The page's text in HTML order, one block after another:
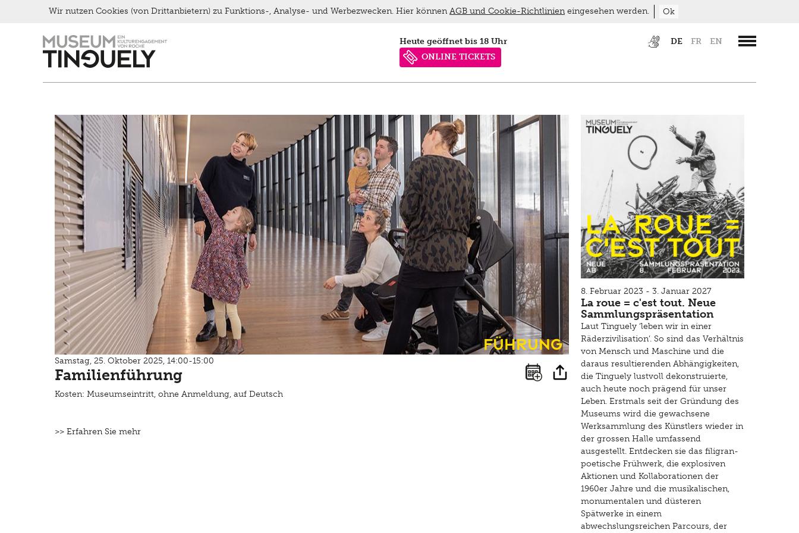
Hauptnavigation
DE FR EN
heute geöffnet bis 18 Uhr
ONLINE TICKETS
Führung
Samstag, 25. Oktober 2025, 14:00-15:00
Familienführung
Kosten: Museumseintritt, ohne Anmeldung, auf Deutsch
>> Erfahren Sie mehr
8. Februar 2023 - 3. Januar 2027
La roue = c'est tout. Neue
Sammlungspräsentation
Laut Tinguely ‘leben wir in einer
Räderzivilisation’. So sind das Verhältnis
von Mensch und Maschine und die
daraus resultierenden Abhängigkeiten,
die Tinguely lustvoll dekonstruierte,
auch heute noch prägend für unser
Leben. Erstmals seit der Gründung des
Museums wird die gewachsene
Werksammlung des Künstlers wieder in
der grossen Halle umfassend
ausgestellt. Entdecken sie das filigran-
poetische Frühwerk, die explosiven
Aktionen und Kollaborationen der
1960er Jahre und die musikalischen,
monumentalen und düsteren
Spätwerke in einem
abwechslungsreichen Parcours, der
Wir nutzen Cookies (von Drittanbietern) zu Funktions-, Analyse- und Werbezwecken. Hier könnenAGB und Cookie-Richtlinieneingesehen werden. Ok